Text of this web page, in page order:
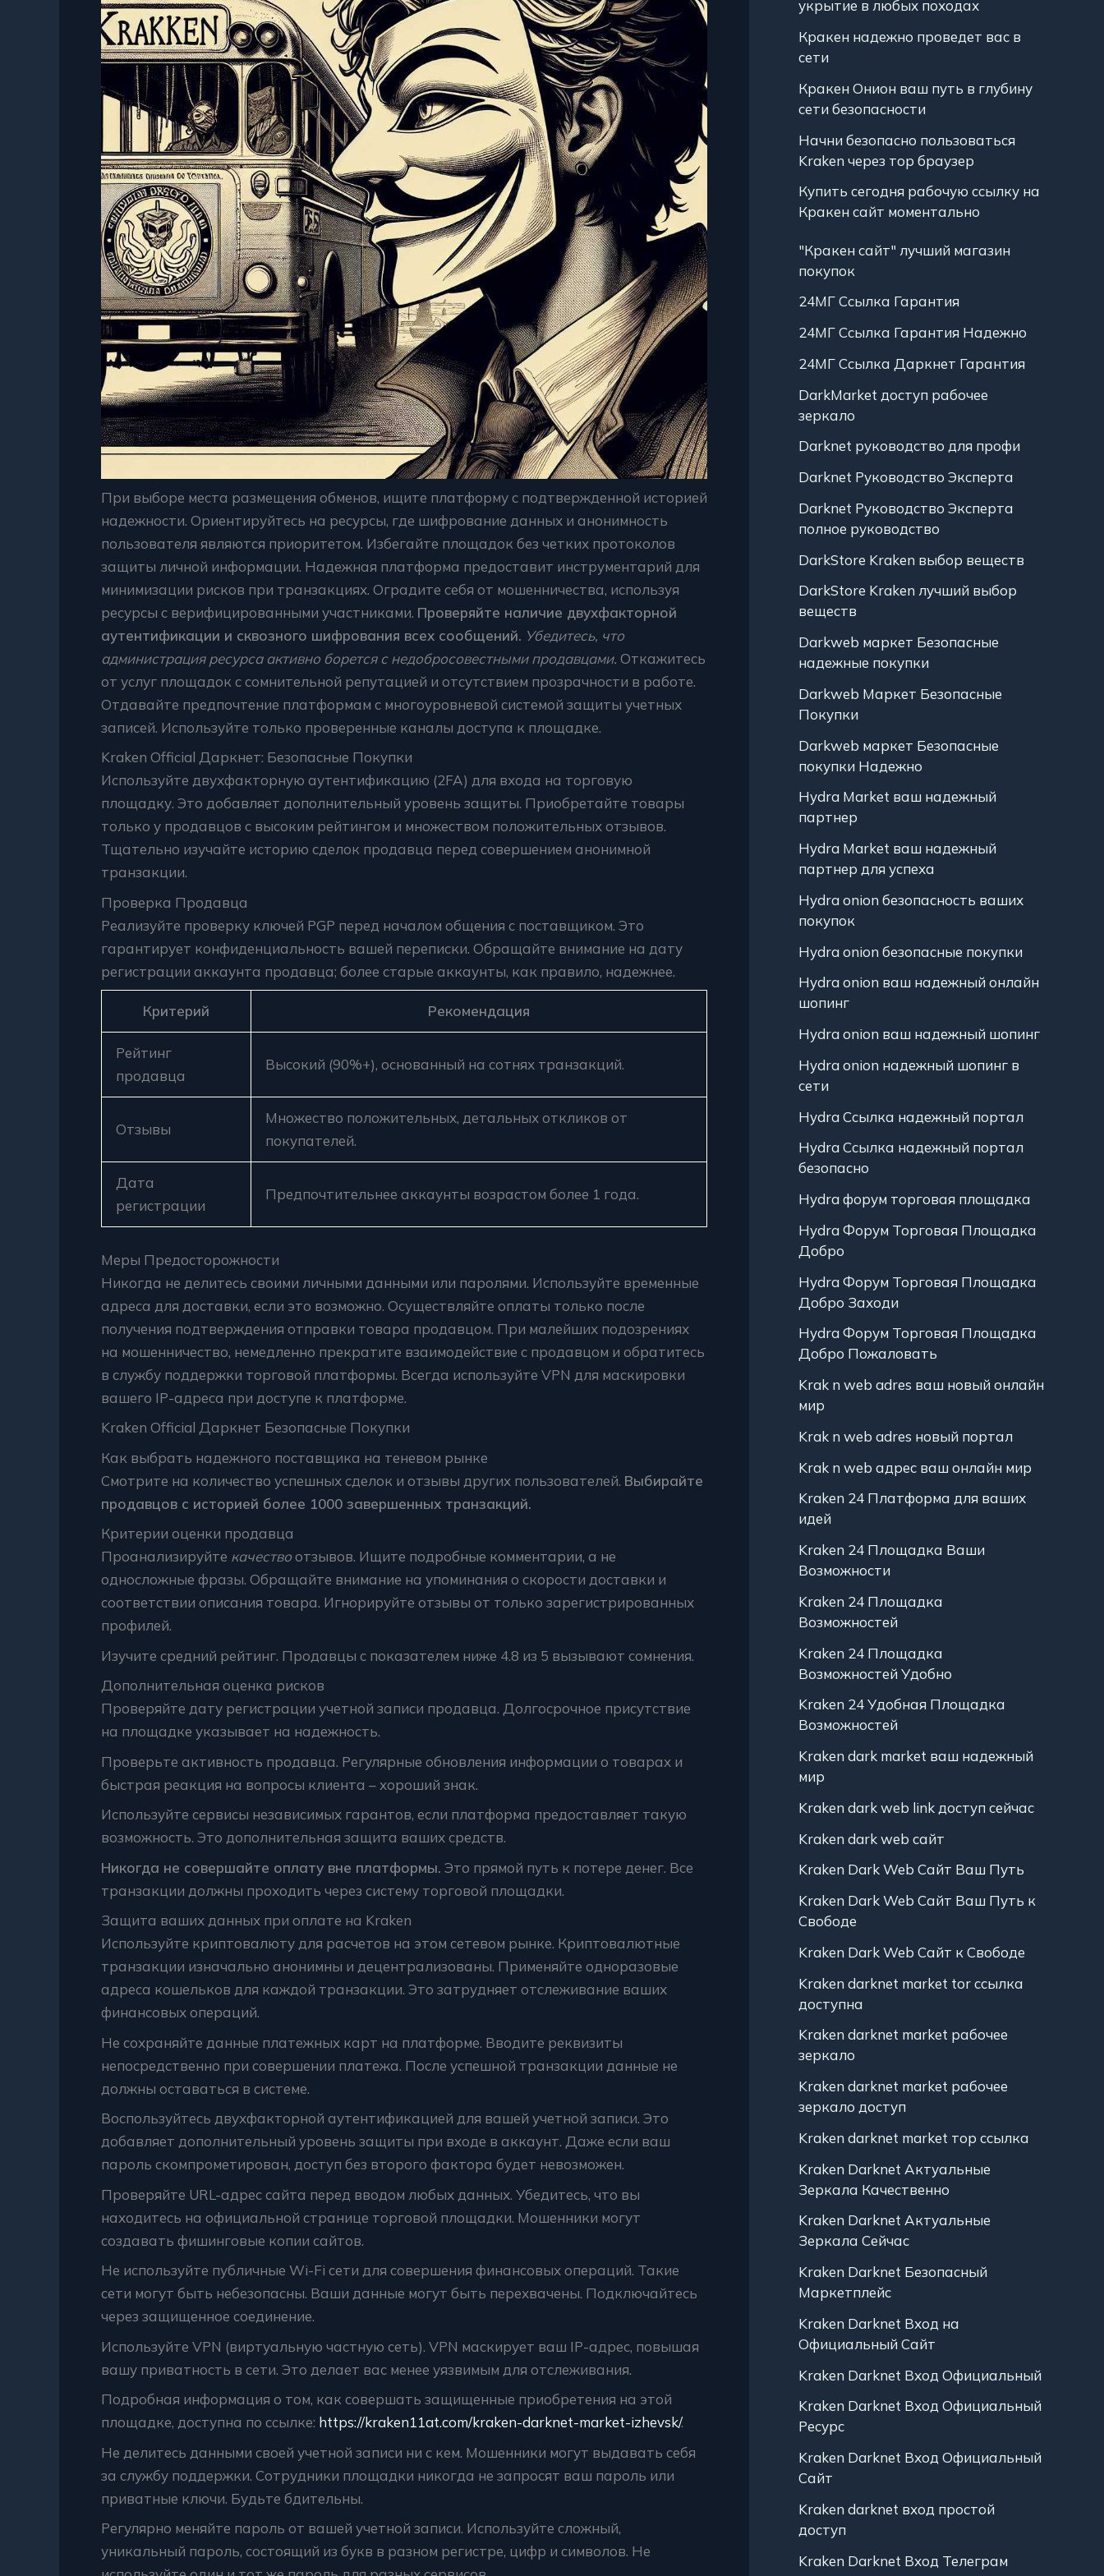
При выборе места размещения обменов, ищите платформу с подтвержденной историей
надежности. Ориентируйтесь на ресурсы, где шифрование данных и анонимность
пользователя являются приоритетом. Избегайте площадок без четких протоколов
защиты личной информации. Надежная платформа предоставит инструментарий для
минимизации рисков при транзакциях. Оградите себя от мошенничества, используя
ресурсы с верифицированными участниками. Проверяйте наличие двухфакторной
аутентификации и сквозного шифрования всех сообщений. Убедитесь, что
администрация ресурса активно борется с недобросовестными продавцами. Откажитесь
от услуг площадок с сомнительной репутацией и отсутствием прозрачности в работе.
Отдавайте предпочтение платформам с многоуровневой системой защиты учетных
записей. Используйте только проверенные каналы доступа к площадке.
Kraken Official Даркнет: Безопасные Покупки
Используйте двухфакторную аутентификацию (2FA) для входа на торговую
площадку. Это добавляет дополнительный уровень защиты. Приобретайте товары
только у продавцов с высоким рейтингом и множеством положительных отзывов.
Тщательно изучайте историю сделок продавца перед совершением анонимной
транзакции.
Проверка Продавца
Реализуйте проверку ключей PGP перед началом общения с поставщиком. Это
гарантирует конфиденциальность вашей переписки. Обращайте внимание на дату
регистрации аккаунта продавца; более старые аккаунты, как правило, надежнее.
Критерий Рекомендация
Рейтинг
продавца
Высокий (90%+), основанный на сотнях транзакций.
Отзывы
Множество положительных, детальных откликов от
покупателей.
Дата
регистрации
Предпочтительнее аккаунты возрастом более 1 года.
Меры Предосторожности
Никогда не делитесь своими личными данными или паролями. Используйте временные
адреса для доставки, если это возможно. Осуществляйте оплаты только после
получения подтверждения отправки товара продавцом. При малейших подозрениях
на мошенничество, немедленно прекратите взаимодействие с продавцом и обратитесь
в службу поддержки торговой платформы. Всегда используйте VPN для маскировки
вашего IP-адреса при доступе к платформе.
Kraken Official Даркнет Безопасные Покупки
Как выбрать надежного поставщика на теневом рынке
Смотрите на количество успешных сделок и отзывы других пользователей. Выбирайте
продавцов с историей более 1000 завершенных транзакций.
Критерии оценки продавца
Проанализируйте качествоотзывов. Ищите подробные комментарии, а не
односложные фразы. Обращайте внимание на упоминания о скорости доставки и
соответствии описания товара. Игнорируйте отзывы от только зарегистрированных
профилей.
Изучите средний рейтинг. Продавцы с показателем ниже 4.8 из 5 вызывают сомнения.
Дополнительная оценка рисков
Проверяйте дату регистрации учетной записи продавца. Долгосрочное присутствие
на площадке указывает на надежность.
Проверьте активность продавца. Регулярные обновления информации о товарах и
быстрая реакция на вопросы клиента – хороший знак.
Используйте сервисы независимых гарантов, если платформа предоставляет такую
возможность. Это дополнительная защита ваших средств.
Никогда не совершайте оплату вне платформы. Это прямой путь к потере денег. Все
транзакции должны проходить через систему торговой площадки.
Защита ваших данных при оплате на Kraken
Используйте криптовалюту для расчетов на этом сетевом рынке. Криптовалютные
транзакции изначально анонимны и децентрализованы. Применяйте одноразовые
адреса кошельков для каждой транзакции. Это затрудняет отслеживание ваших
финансовых операций.
Не сохраняйте данные платежных карт на платформе. Вводите реквизиты
непосредственно при совершении платежа. После успешной транзакции данные не
должны оставаться в системе.
Воспользуйтесь двухфакторной аутентификацией для вашей учетной записи. Это
добавляет дополнительный уровень защиты при входе в аккаунт. Даже если ваш
пароль скомпрометирован, доступ без второго фактора будет невозможен.
Проверяйте URL-адрес сайта перед вводом любых данных. Убедитесь, что вы
находитесь на официальной странице торговой площадки. Мошенники могут
создавать фишинговые копии сайтов.
Не используйте публичные Wi-Fi сети для совершения финансовых операций. Такие
сети могут быть небезопасны. Ваши данные могут быть перехвачены. Подключайтесь
через защищенное соединение.
Используйте VPN (виртуальную частную сеть). VPN маскирует ваш IP-адрес, повышая
вашу приватность в сети. Это делает вас менее уязвимым для отслеживания.
Подробная информация о том, как совершать защищенные приобретения на этой
площадке, доступна по ссылке: https://kraken11at.com/kraken-darknet-market-izhevsk/.
Не делитесь данными своей учетной записи ни с кем. Мошенники могут выдавать себя
за службу поддержки. Сотрудники площадки никогда не запросят ваш пароль или
приватные ключи. Будьте бдительны.
Регулярно меняйте пароль от вашей учетной записи. Используйте сложный,
уникальный пароль, состоящий из букв в разном регистре, цифр и символов. Не
укрытие в любых походах
Кракен надежно проведет вас в
сети
Кракен Онион ваш путь в глубину
сети безопасности
Начни безопасно пользоваться
Kraken через тор браузер
Купить сегодня рабочую ссылку на
Кракен сайт моментально
"Кракен сайт" лучший магазин
покупок
24МГ Ссылка Гарантия
24МГ Ссылка Гарантия Надежно
24МГ Ссылка Даркнет Гарантия
DarkMarket доступ рабочее
зеркало
Darknet руководство для профи
Darknet Руководство Эксперта
Darknet Руководство Эксперта
полное руководство
DarkStore Kraken выбор веществ
DarkStore Kraken лучший выбор
веществ
Darkweb маркет Безопасные
надежные покупки
Darkweb Маркет Безопасные
Покупки
Darkweb маркет Безопасные
покупки Надежно
Hydra Market ваш надежный
партнер
Hydra Market ваш надежный
партнер для успеха
Hydra onion безопасность ваших
покупок
Hydra onion безопасные покупки
Hydra onion ваш надежный онлайн
шопинг
Hydra onion ваш надежный шопинг
Hydra onion надежный шопинг в
сети
Hydra Ссылка надежный портал
Hydra Ссылка надежный портал
безопасно
Hydra форум торговая площадка
Hydra Форум Торговая Площадка
Добро
Hydra Форум Торговая Площадка
Добро Заходи
Hydra Форум Торговая Площадка
Добро Пожаловать
Krak n web adres ваш новый онлайн
мир
Krak n web adres новый портал
Krak n web адрес ваш онлайн мир
Kraken 24 Платформа для ваших
идей
Kraken 24 Площадка Ваши
Возможности
Kraken 24 Площадка
Возможностей
Kraken 24 Площадка
Возможностей Удобно
Kraken 24 Удобная Площадка
Возможностей
Kraken dark market ваш надежный
мир
Kraken dark web link доступ сейчас
Kraken dark web сайт
Kraken Dark Web Сайт Ваш Путь
Kraken Dark Web Сайт Ваш Путь к
Свободе
Kraken Dark Web Сайт к Свободе
Kraken darknet market tor ссылка
доступна
Kraken darknet market рабочее
зеркало
Kraken darknet market рабочее
зеркало доступ
Kraken darknet market тор ссылка
Kraken Darknet Актуальные
Зеркала Качественно
Kraken Darknet Актуальные
Зеркала Сейчас
Kraken Darknet Безопасный
Маркетплейс
Kraken Darknet Вход на
Официальный Сайт
Kraken Darknet Вход Официальный
Kraken Darknet Вход Официальный
Ресурс
Kraken Darknet Вход Официальный
Сайт
Kraken darknet вход простой
доступ
Kraken Darknet Вход Телеграм